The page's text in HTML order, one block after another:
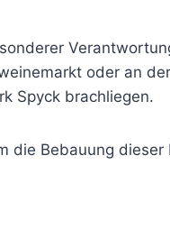
oder an der
Spyck brachliegen.
die Bebauung dieser